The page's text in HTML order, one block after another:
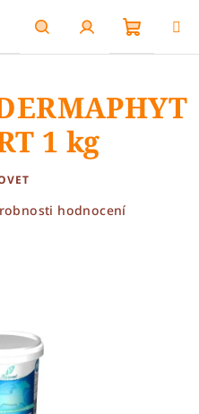
HledatPřihlášení
košík
1 kg
hodnocení